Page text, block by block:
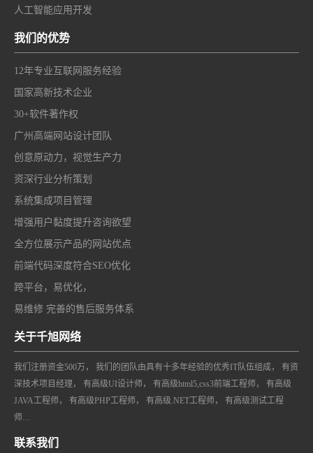
人工智能应用开发
我们的优势
12年专业互联网服务经验
国家高新技术企业
30+软件著作权
广州高端网站设计团队
创意原动力，视觉生产力
资深行业分析策划
系统集成项目管理
增强用户黏度提升咨询欲望
全方位展示产品的网站优点
前端代码深度符合SEO优化
跨平台，易优化，
易维修 完善的售后服务体系
关于千旭网络
我们注册资金500万， 我们的团队由具有十多年经验的优秀IT队伍组成， 有资
深技术项目经理， 有高级UI设计师， 有高级html5,css3前端工程师， 有高级
JAVA工程师， 有高级PHP工程师， 有高级.NET工程师， 有高级测试工程
师…
联系我们